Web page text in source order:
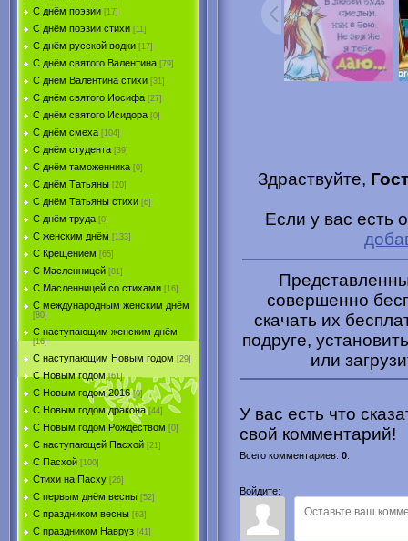
С днём поэзии [17]
С днём поэзии стихи [11]
С днём русской водки [17]
С днём святого Валентина [79]
С днём Валентина стихи [31]
С днём святого Иосифа [27]
С днём святого Исидора [0]
С днём смеха [104]
С днём студента [39]
С днём таможенника [0]
С днём Татьяны [20]
С днём Татьяны стихи [6]
С днём труда [0]
С женским днём [133]
С Крещением [65]
С Масленницей [81]
С Масленницей со стихами [16]
С международным женским днём
[80]
С наступающим женским днём
[16]
С наступающим Новым годом [29]
С Новым годом [61]
С Новым годом 2016 [0]
С Новым годом дракона [44]
С Новым годом Рождеством [0]
С наступающей Пасхой [21]
С Пасхой [100]
Стихи на Пасху [26]
С первым днём весны [52]
С праздником весны [63]
С праздником Навруз [41]
Здраствуйте,
Если у вас есть
совершенно
скачать их
подруге,
или
У вас есть что
свой комментарий!
Всего комментариев: 0
Войдите: